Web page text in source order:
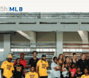
5h MLB